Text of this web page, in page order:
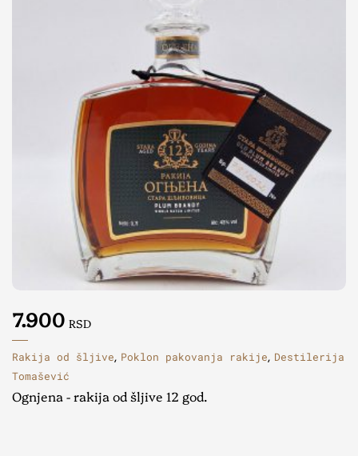
7.900 RSD
Rakija od šljive, Poklon pakovanja rakije, Destilerija
Tomašević
Ognjena - rakija od šljive 12 god.